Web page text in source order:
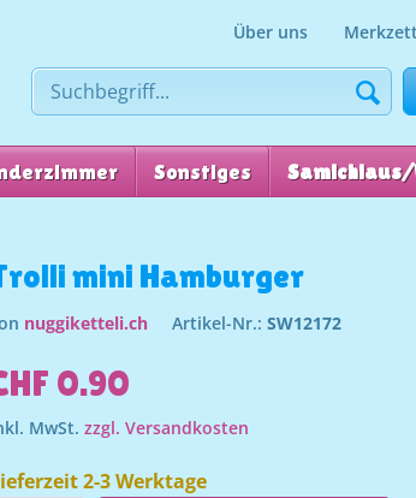
Über uns
Sonstiges
mini Hamburger
nuggiketteli.ch Artikel-Nr.: SW12172
0.90
MwSt.zzgl. Versandkosten
2-3 Werktage